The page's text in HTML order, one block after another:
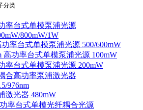
分类
率台式单模泵浦光源
800mW/1W
功率台式单模泵浦光源 500/600mW
高功率台式单模泵浦光源 100mW
率台式单模泵浦光源 200mW
合高功率泵浦激光器
976nm
激光器 480mW
率台式单模光纤耦合光源